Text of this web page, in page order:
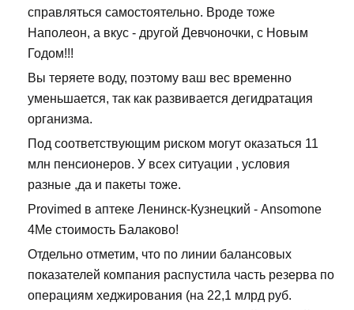
справляться самостоятельно. Вроде тоже
Наполеон, а вкус - другой Девчоночки, с Новым
Годом!!!
Вы теряете воду, поэтому ваш вес временно
уменьшается, так как развивается дегидратация
организма.
Под соответствующим риском могут оказаться 11
млн пенсионеров. У всех ситуации , условия
разные ,да и пакеты тоже.
Provimed в аптеке Ленинск-Кузнецкий - Ansomone
4Me стоимость Балаково!
Отдельно отметим, что по линии балансовых
показателей компания распустила часть резерва по
операциям хеджирования (на 22,1 млрд руб.